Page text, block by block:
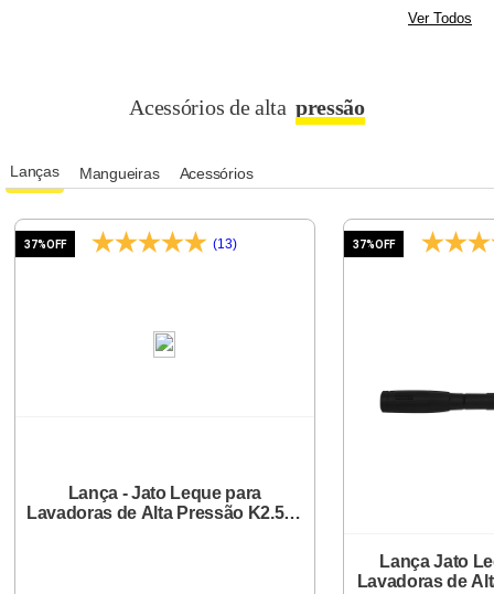
Ver Todos
Acessórios de alta pressão
Lanças Mangueiras Acessórios
(13)
Lança - Jato Leque para
Lavadoras de Alta Pressão K2.500
37%OFF
Lança Jato
Lavadoras de
37%OFF